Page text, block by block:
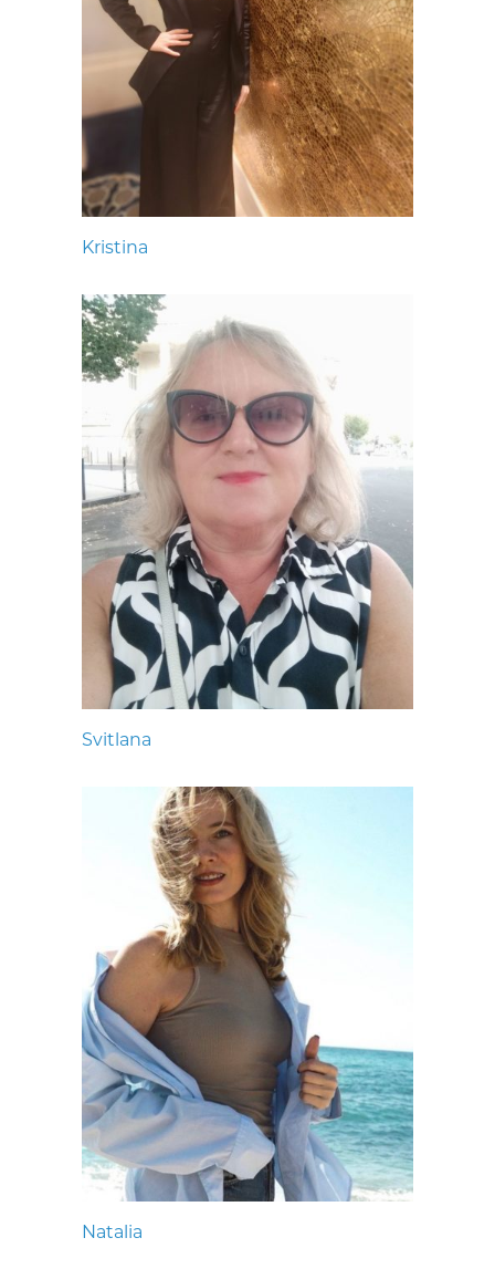
Kristina
Svitlana
Natalia